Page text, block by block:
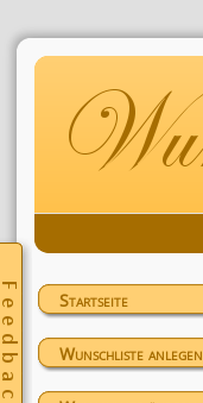
Startseite
Wunschliste anlegen